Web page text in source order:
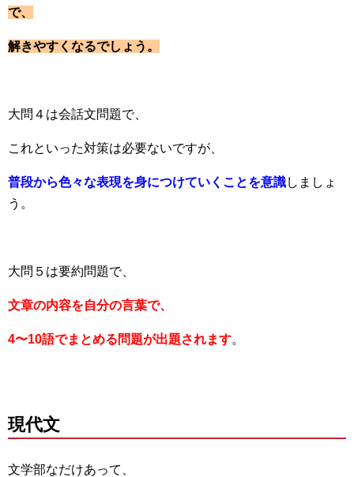
で、
解きやすくなるでしょう。
大問４は会話文問題で、
これといった対策は必要ないですが、
普段から色々な表現を身につけていくことを意識しましょ
う。
大問５は要約問題で、
文章の内容を自分の言葉で、
4〜10語でまとめる問題が出題されます。
現代文
文学部なだけあって、